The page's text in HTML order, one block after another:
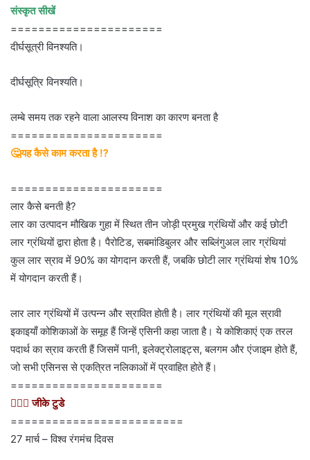
संस्कृत सीखें
======================
दीर्घसूत्री विनश्यति।
दीर्घसूत्रि विनश्यति।
लम्बे समय तक रहने वाला आलस्य विनाश का कारण बनता है
======================
🤔यह कैसे काम करता है ⁉
======================
लार कैसे बनती है?
लार का उत्पादन मौखिक गुहा में स्थित तीन जोड़ी प्रमुख ग्रंथियों और कई छोटी
लार ग्रंथियों द्वारा होता है। पैरोटिड, सबमांडिबुलर और सब्लिंगुअल लार ग्रंथियां
कुल लार स्राव में 90% का योगदान करती हैं, जबकि छोटी लार ग्रंथियां शेष 10%
में योगदान करती हैं।
लार लार ग्रंथियों में उत्पन्न और स्रावित होती है। लार ग्रंथियों की मूल स्रावी
इकाइयाँ कोशिकाओं के समूह हैं जिन्हें एसिनी कहा जाता है। ये कोशिकाएं एक तरल
पदार्थ का स्राव करती हैं जिसमें पानी, इलेक्ट्रोलाइट्स, बलगम और एंजाइम होते हैं,
जो सभी एसिनस से एकत्रित नलिकाओं में प्रवाहित होते हैं।
======================
💁🏻‍♂‍ जीके टुडे
=========================
27 मार्च – विश्व रंगमंच दिवस